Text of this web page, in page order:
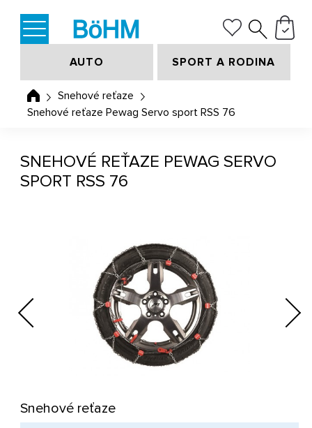
AUTO SPORT A RODINA
Snehové reťaze
Snehové reťaze Pewag Servo sport RSS 76
Previous Next
SNEHOVÉ REŤAZE PEWAG SERVO
SPORT RSS 76
Snehové reťaze